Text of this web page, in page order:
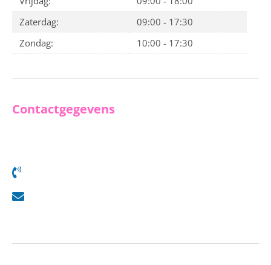
Zaterdag:
09:00 - 17:30
Zondag:
10:00 - 17:30
Contactgegevens